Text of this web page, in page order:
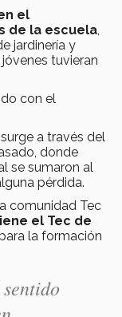
el
de la escuela
jardinería y
tuvieran
a través del
donde
se sumaron al
pérdida.
comunidad Tec
el Tec de
la formación